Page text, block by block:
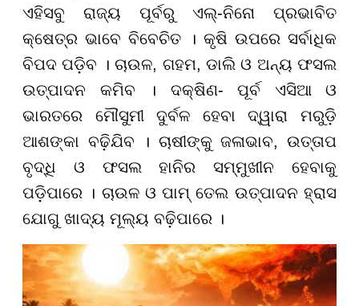
ଏହିସବୁ ରାଜ୍ୟ ପୂର୍ବରୁ ଏଲ୍-ନିନୋ ପ୍ରଭାବିତ
କ୍ଷେତ୍ର ଭାବେ ବିବେଚିତ । କୃଷି ଉପରେ ସର୍ବାଧିକ
ବିପଦ ପଡ଼ିବ । ଚାଉଳ, ଗହମ, ଡାଲି ଓ ଅନ୍ୟ ଫସଲ
ଉତ୍ପାଦନ କମିବ । ଦକ୍ଷିଣ- ପୂର୍ବ ଏସିଆ ଓ
ଭାରତରେ ମୌସୁମୀ ଦୁର୍ବଳ ହେବା ଦ୍ୱାରା ମରୁଡ଼ି
ଆଶଙ୍କା ବଢ଼ିଯିବ । ଚାଷୀଙ୍କୁ ଜଳାଭାବ, ଉତ୍ତାପ
ବୃଦ୍ଧି ଓ ଫସଲ ହାନିର ସମ୍ମୁଖୀନ ହେବାକୁ
ପଡ଼ିପାରେ । ଚାଉଳ ଓ ପାମ୍ ତେଲ ଉତ୍ପାଦନ ହ୍ରାସ
ଯୋଗୁ ଖାଦ୍ୟ ମୂଲ୍ୟ ବଢ଼ିପାରେ ।